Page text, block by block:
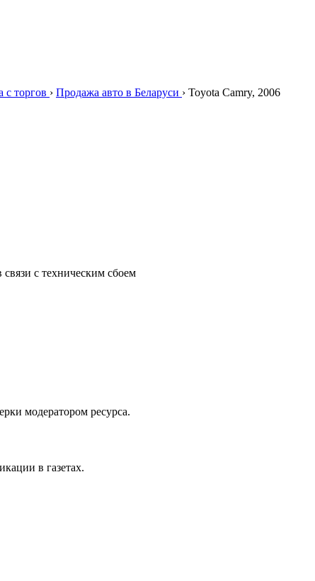
с торгов › Продажа авто в Беларуси › Toyota Camry, 2006
с техническим сбоем
модератором ресурса.
в газетах.